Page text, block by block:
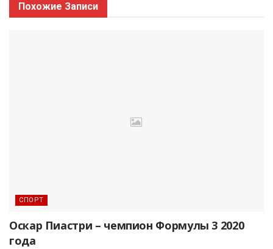
Похожие Записи
СПОРТ
Оскар Пиастри – чемпион Формулы 3 2020
года